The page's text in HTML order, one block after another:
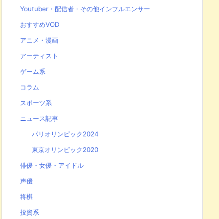
Youtuber・配信者・その他インフルエンサー
おすすめVOD
アニメ・漫画
アーティスト
ゲーム系
コラム
スポーツ系
ニュース記事
パリオリンピック2024
東京オリンピック2020
俳優・女優・アイドル
声優
将棋
投資系